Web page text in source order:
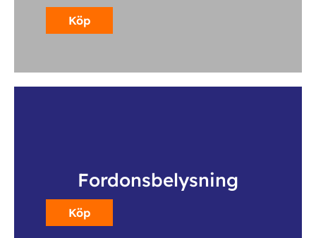
Fordonsbelysning
Köp
Köp